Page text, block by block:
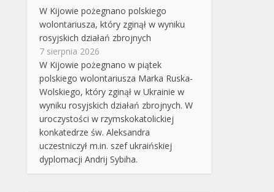
W Kijowie pożegnano polskiego
wolontariusza, który zginął w wyniku
rosyjskich działań zbrojnych
7 sierpnia 2026
W Kijowie pożegnano w piątek
polskiego wolontariusza Marka Ruska-
Wolskiego, który zginął w Ukrainie w
wyniku rosyjskich działań zbrojnych. W
uroczystości w rzymskokatolickiej
konkatedrze św. Aleksandra
uczestniczył m.in. szef ukraińskiej
dyplomacji Andrij Sybiha.